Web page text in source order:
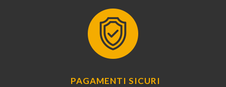
PAGAMENTI SICURI